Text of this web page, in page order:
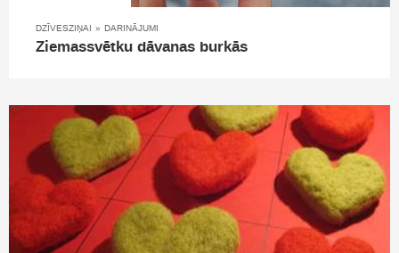
DZĪVESZIŅAI » DARINĀJUMI
Ziemassvētku dāvanas burkās